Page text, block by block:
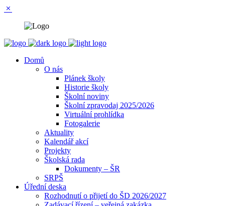
Domů
O nás
Plánek školy
Historie školy
Školní noviny
Školní zpravodaj 2025/2026
Virtuální prohlídka
Fotogalerie
Aktuality
Kalendář akcí
Projekty
Školská rada
Dokumenty – ŠR
SRPŠ
Úřední deska
Rozhodnutí o přijetí do ŠD 2026/2027